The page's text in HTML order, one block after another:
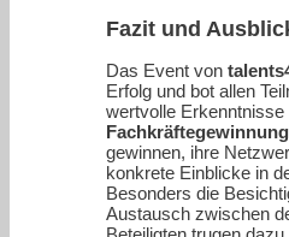
Fazit und
Das Event von
Erfolg und bot allen
wertvolle Erkenntnisse
gewinnen, ihre
konkrete Einblicke in
Besonders die
Austausch zwischen